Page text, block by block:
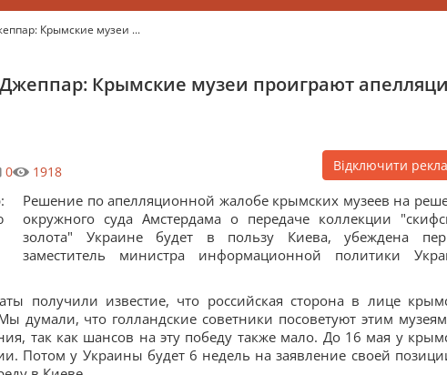
Крымские музеи ...
Крымские музеи проиграют
0 1918 Відключити
Решение по апелляционной жалобе крымских музеев на
окружного суда Амстердама о передаче коллекции
золота" Украине будет в пользу Киева, убеждена
заместитель министра информационной политики
получили известие, что российская сторона в лице
думали, что голландские советники посоветуют этим
так как шансов на эту победу также мало. До 16 мая у
Потом у Украины будет 6 недель на заявление своей